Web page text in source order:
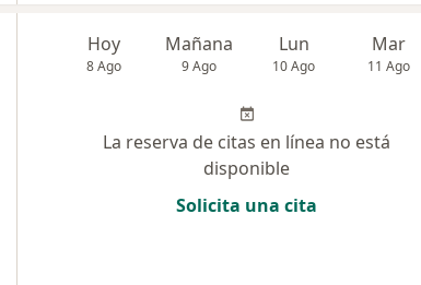
Hoy
8 Ago
Mañana
9 Ago
Lun
10 Ago
Mar
11 Ago
La reserva de citas en línea no está
disponible
Solicita una cita